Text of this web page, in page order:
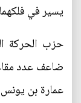
يسير في
حزب الحركة
ضاعف عدد
عمارة بن